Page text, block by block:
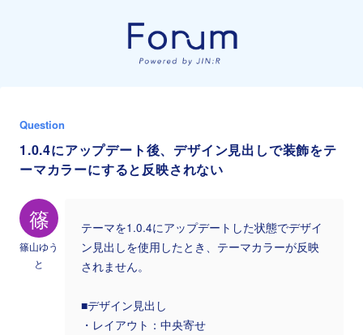
Question
1.0.4にアップデート後、デザイン見出しで装飾をテ
ーマカラーにすると反映されない
篠
篠山ゆう
と
テーマを1.0.4にアップデートした状態でデザイ
ン見出しを使用したとき、テーマカラーが反映
されません。
■デザイン見出し
・レイアウト：中央寄せ